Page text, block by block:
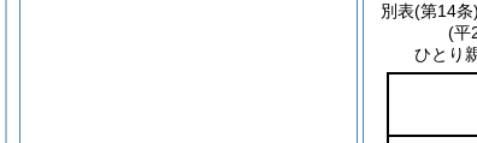
別表(第14条)
(平
ひとり